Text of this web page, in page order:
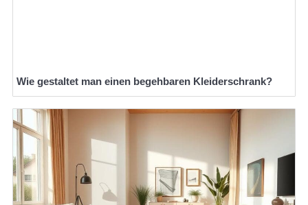
Wie gestaltet man einen begehbaren Kleiderschrank?